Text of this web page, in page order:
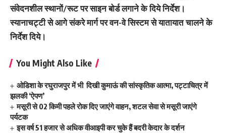
संवेदनशील स्थानों/रूट पर साइन बोर्ड लगाने के दिये निर्देश।
स्यानाचट्टी से आगे संकरे मार्ग पर वन-वे सिस्टम से यातायात चालने के
निर्देश दिये।
You Might Also Like
ओडिशा के रघुराजपुर में भी दिखी कुमाऊं की सांस्कृतिक आत्मा, पट्टाचित्र में
झलकी ‘ऐपण’
मसूरी से 02 किमी पहले रोक दिए जाएंगे वाहन, शटल सेवा से मसूरी जाएंगे
पर्यटक
इस वर्ष 51 हजार से अधिक वीआइपी कर चुके हैं बदरी केदार के दर्शन